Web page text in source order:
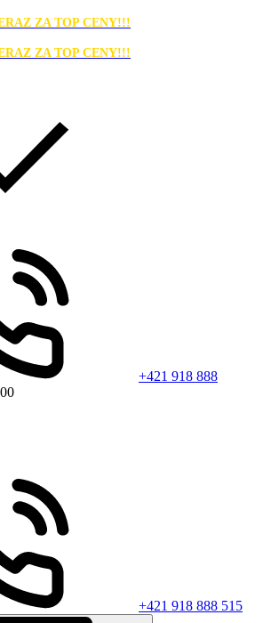
ZA TOP CENY!!!
ZA TOP CENY!!!
+421 918 888
+421 918 888 515